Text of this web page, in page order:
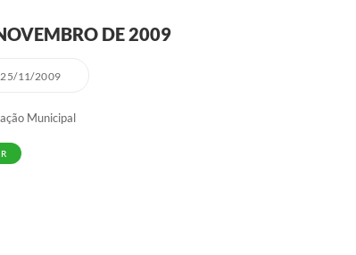
DE 2009
25/11/2009
Municipal